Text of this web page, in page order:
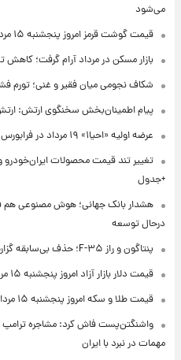
می‌شود
قیمت گوشت قرمز امروز پنجشنبه ۱۵ مرداد ۱۴۰۵ +جدول
بازار مسکن در مرداد آرام گرفت؛ کاهش
شکاف نجومی میان فقیر و غنی؛ تورم
پیام اطمینان‌بخش سخنگوی ارتش: ارتش
عرضه اولیه «احیا۱» ۱۹ مرداد در فرابورس
+جدول
هشدار بانک جهانی؛ هوش مصنوعی
درحال توسعه
پنتاگون و راز F-۳۵؛ حذف بی‌سابقه گزارش‌های عملکرد جنگنده‌های نسل پنجم
قیمت دلار بازار آزاد امروز پنجشنبه ۱۵ مرداد ۱۴۰۵ +جدول
قیمت طلا و سکه امروز پنجشنبه ۱۵ مرداد ۱۴۰۵
واشنگتن‌پست فاش کرد: مشاجره ترامپ
مهمات در نبرد با ایران